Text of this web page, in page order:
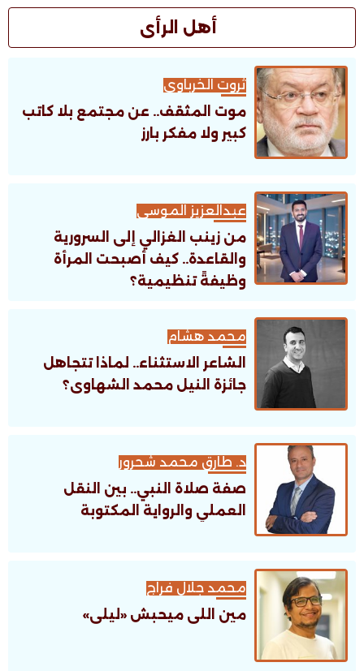
أهل الرأى
ثروت الخرباوى
موت المثقف.. عن مجتمع بلا كاتب
كبير ولا مفكر بارز
عبدالعزيز الموسى
من زينب الغزالي إلى السرورية
والقاعدة.. كيف أصبحت المرأة
وظيفةً تنظيمية؟
محمد هشام
الشاعر الاستثناء.. لماذا تتجاهل
جائزة النيل محمد الشهاوى؟
د. طارق محمد شحرور
صفة صلاة النبي.. بين النقل
العملي والرواية المكتوبة
محمد جلال فراج
مين اللى ميحبش «ليلى»